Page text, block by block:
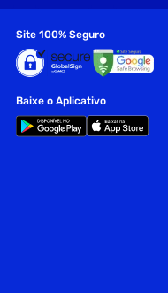
Site 100% Seguro
Baixe o Aplicativo